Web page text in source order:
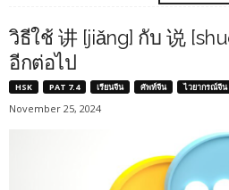
วิธีใช้ 讲 [jiǎng] กับ 说
อีกต่อไป
HSK PAT 7.4 เรียนจีน ศัพท์จีน ไวยากรณ์จีน
November 25, 2024